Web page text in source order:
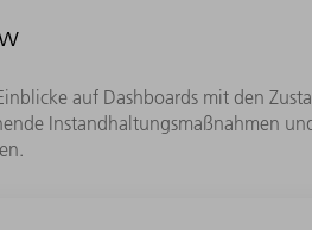
auf Dashboards mit den
Instandhaltungsmaßnahmen